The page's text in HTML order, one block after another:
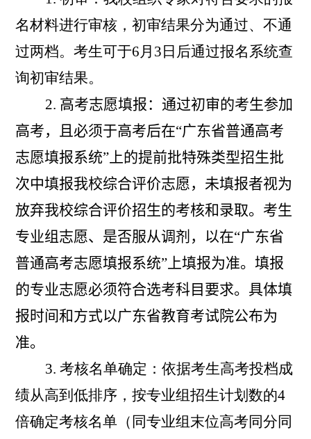
名材料进行审核，初审结果分为通过、不通
过两档。考生可于6 月 3 日后通过报名系统查
询初审结果。
2. 高考志愿填报：通过初审的考生参加
高考，且必须于高考后在“广东省普通高考
志愿填报系统”上的提前批特殊类型招生批
次中填报我校综合评价志愿，未填报者视为
放弃我校综合评价招生的考核和录取。 考生
专业组志愿、是否服从调剂，以在“广东省
普通高考志愿填报系统”上填报为准。填报
的专业志愿必须符合选考科目要求。 具体填
报时间和方式以广东省教育考试院公布为
准。
3. 考核名单确定：依据考生高考投档成
绩从高到低排序，按专业组招生计划数的4
倍确定考核名单（同专业组末位高考同分同